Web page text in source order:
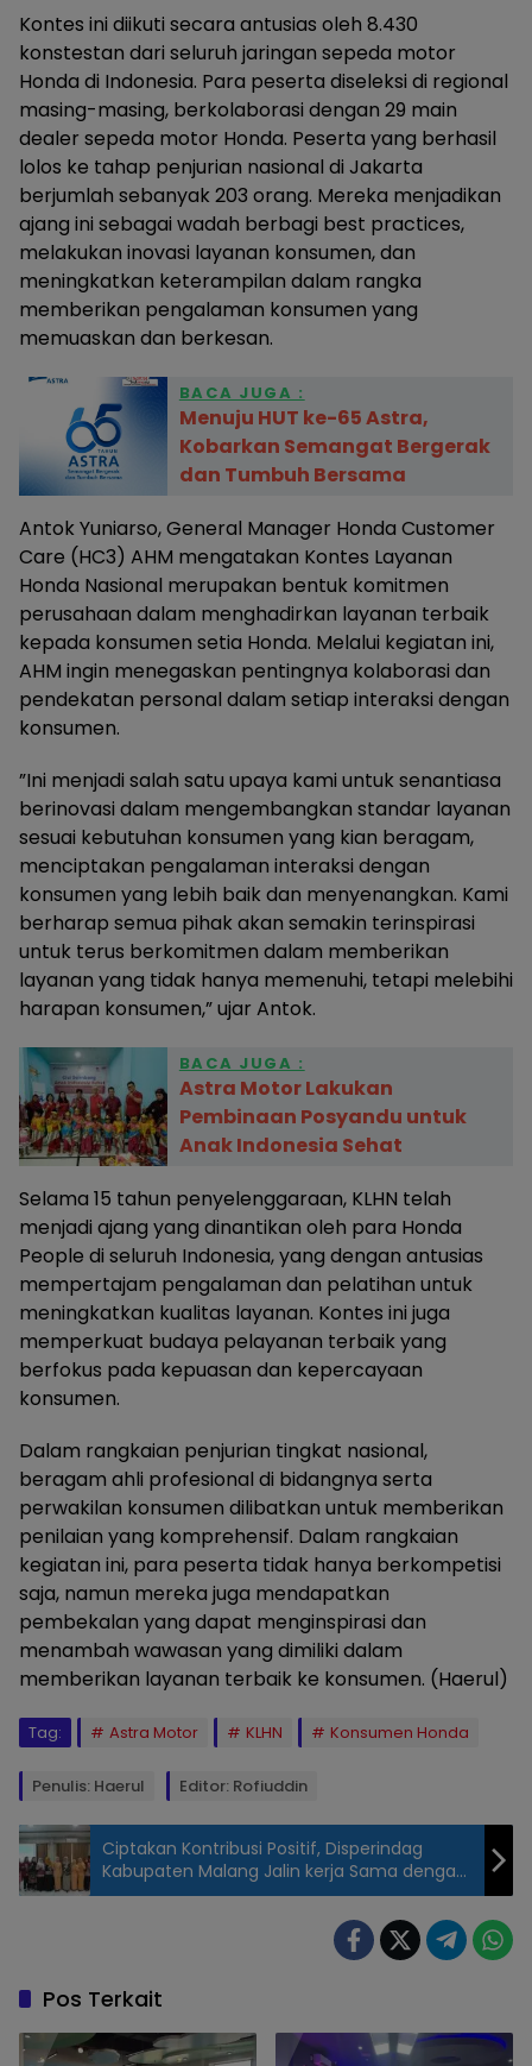
Kontes ini diikuti secara antusias oleh 8.430
konstestan dari seluruh jaringan sepeda motor
Honda di Indonesia. Para peserta diseleksi di regional
masing-masing, berkolaborasi dengan 29 main
dealer sepeda motor Honda. Peserta yang berhasil
lolos ke tahap penjurian nasional di Jakarta
berjumlah sebanyak 203 orang. Mereka menjadikan
ajang ini sebagai wadah berbagi best practices,
melakukan inovasi layanan konsumen, dan
meningkatkan keterampilan dalam rangka
memberikan pengalaman konsumen yang
memuaskan dan berkesan.
BACA JUGA :
Menuju HUT ke-65 Astra,
Kobarkan Semangat Bergerak
dan Tumbuh Bersama
Antok Yuniarso, General Manager Honda Customer
Care (HC3) AHM mengatakan Kontes Layanan
Honda Nasional merupakan bentuk komitmen
perusahaan dalam menghadirkan layanan terbaik
kepada konsumen setia Honda. Melalui kegiatan ini,
AHM ingin menegaskan pentingnya kolaborasi dan
pendekatan personal dalam setiap interaksi dengan
konsumen.
”Ini menjadi salah satu upaya kami untuk senantiasa
berinovasi dalam mengembangkan standar layanan
sesuai kebutuhan konsumen yang kian beragam,
menciptakan pengalaman interaksi dengan
konsumen yang lebih baik dan menyenangkan. Kami
berharap semua pihak akan semakin terinspirasi
untuk terus berkomitmen dalam memberikan
layanan yang tidak hanya memenuhi, tetapi melebihi
harapan konsumen,” ujar Antok.
BACA JUGA :
Astra Motor Lakukan
Pembinaan Posyandu untuk
Anak Indonesia Sehat
Selama 15 tahun penyelenggaraan, KLHN telah
menjadi ajang yang dinantikan oleh para Honda
People di seluruh Indonesia, yang dengan antusias
mempertajam pengalaman dan pelatihan untuk
meningkatkan kualitas layanan. Kontes ini juga
memperkuat budaya pelayanan terbaik yang
berfokus pada kepuasan dan kepercayaan
konsumen.
Dalam rangkaian penjurian tingkat nasional,
beragam ahli profesional di bidangnya serta
perwakilan konsumen dilibatkan untuk memberikan
penilaian yang komprehensif. Dalam rangkaian
kegiatan ini, para peserta tidak hanya berkompetisi
saja, namun mereka juga mendapatkan
pembekalan yang dapat menginspirasi dan
menambah wawasan yang dimiliki dalam
memberikan layanan terbaik ke konsumen. (Haerul)
Tag: Astra Motor KLHN Konsumen Honda
Penulis: Haerul Editor: Rofiuddin
2024
untuk
Ciptakan Kontribusi Positif, Disperindag
Kabupaten Malang Jalin kerja Sama dengan
DWP
Pos Terkait